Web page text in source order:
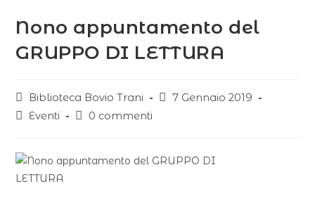
Nono appuntamento del
GRUPPO DI LETTURA
Biblioteca Bovio Trani
7 Gennaio 2019
Eventi
0 commenti